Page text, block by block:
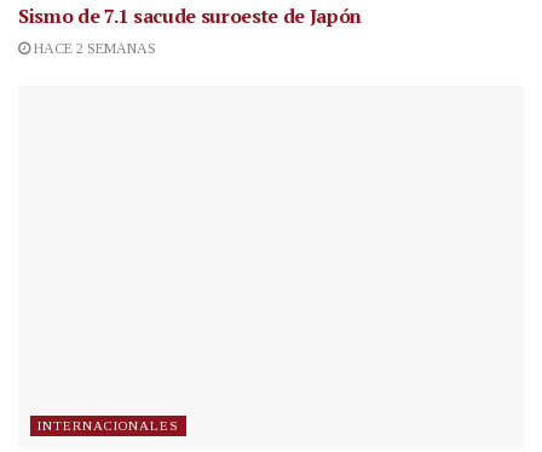
Sismo de 7.1 sacude suroeste de Japón
HACE 2 SEMANAS
INTERNACIONALES